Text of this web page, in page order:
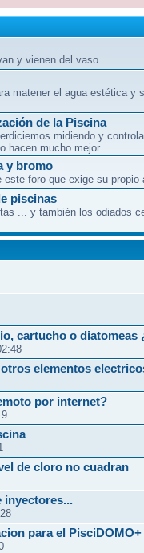
y vienen del vaso
matener el agua estética y
de la Piscina
midiendo y
hacen mucho mejor.
y bromo
foro que exige su propio
piscinas
... y también los odiados
cartucho o diatomeas
elementos
por internet?
de cloro no cuadran
inyectores...
para el PisciDOMO+